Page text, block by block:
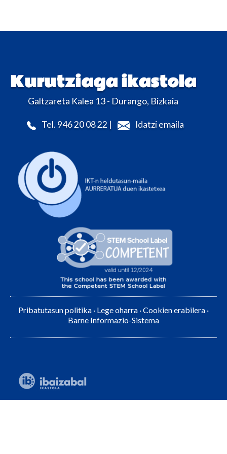
Kurutziaga ikastola
Galtzareta Kalea 13 - Durango, Bizkaia
Tel. 946 20 08 22 | Idatzi emaila
Pribatutasun politika · Lege oharra ·Cookien erabilera ·
Barne Informazio-Sistema